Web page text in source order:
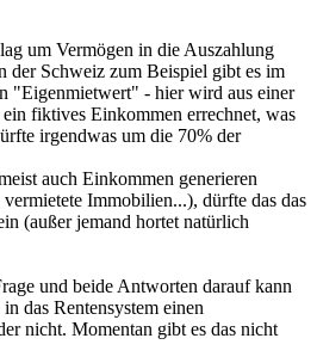
um Vermögen in die Auszahlung
der Schweiz zum Beispiel gibt es im
"Eigenmietwert" - hier wird aus einer
fiktives Einkommen errechnet, was
irgendwas um die 70% der
auch Einkommen generieren
Immobilien...), dürfte das das
(außer jemand hortet natürlich
und beide Antworten darauf kann
das Rentensystem einen
nicht. Momentan gibt es das nicht